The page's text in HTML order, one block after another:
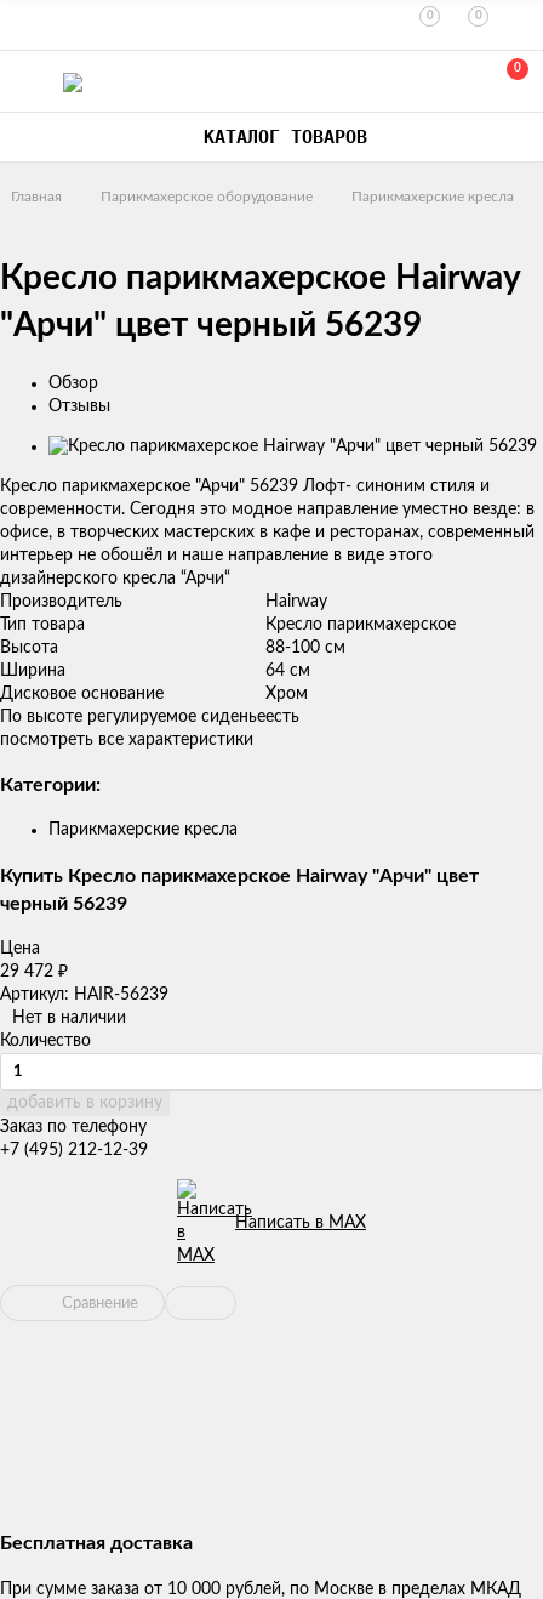
0 0
0
КАТАЛОГ ТОВАРОВ
Главная Парикмахерское оборудование Парикмахерские кресла
Кресло парикмахерское Hairway
"Арчи" цвет черный 56239
Обзор
Отзывы
Изображения
товаров
Кресло парикмахерское "Арчи" 56239 Лофт- синоним стиля и
современности. Сегодня это модное направление уместно везде: в
офисе, в творческих мастерских в кафе и ресторанах, современный
интерьер не обошёл и наше направление в виде этого
дизайнерского кресла “Арчи“
Производитель
Hairway
Тип товара
Кресло парикмахерское
Высота
88-100 см
Ширина
64 см
Дисковое основание
Хром
По высоте регулируемое сиденьеесть
посмотреть все характеристики
Категории:
Парикмахерские кресла
Купить Кресло парикмахерское Hairway "Арчи" цвет
черный 56239
Цена
29 472 ₽
Артикул: HAIR-56239
Нет в наличии
Количество
добавить в корзину
Заказ по телефону
+7 (495) 212-12-39
Написать в MAX
Сравнение
Бесплатная доставка
При сумме заказа от 10 000 рублей, по Москве в пределах МКАД